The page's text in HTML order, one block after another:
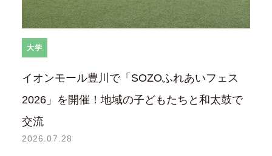
大学
イオンモール豊川で「SOZOふれあいフェス
2026」を開催！地域の子どもたちと和太鼓で
交流
2026.07.28